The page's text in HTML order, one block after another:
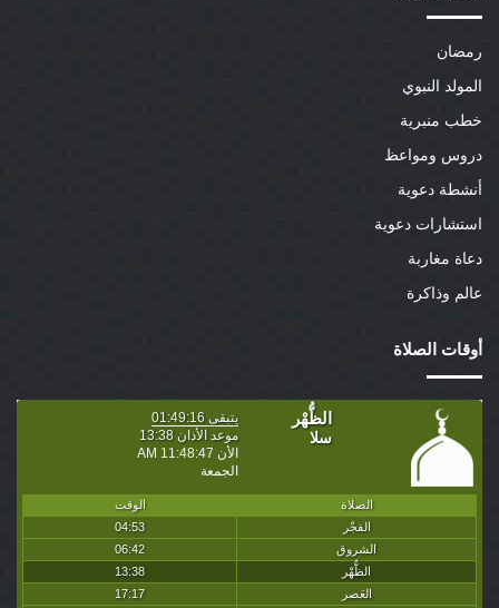
رمضان
المولد النبوي
خطب منبرية
دروس ومواعظ
أنشطة دعوية
استشارات دعوية
دعاة مغاربة
عالم وذاكرة
أوقات الصلاة